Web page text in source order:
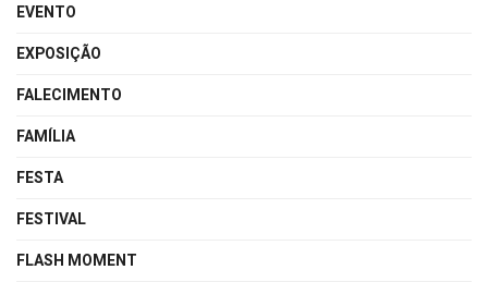
EVENTO
EXPOSIÇÃO
FALECIMENTO
FAMÍLIA
FESTA
FESTIVAL
FLASH MOMENT